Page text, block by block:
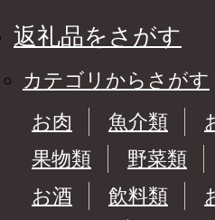
返礼品をさがす
カテゴリからさがす
お肉
魚介類
果物類
野菜類
お酒
飲料類